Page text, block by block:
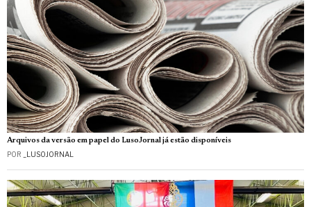
Arquivos da versão em papel do LusoJornal já estão disponíveis
POR _LUSOJORNAL